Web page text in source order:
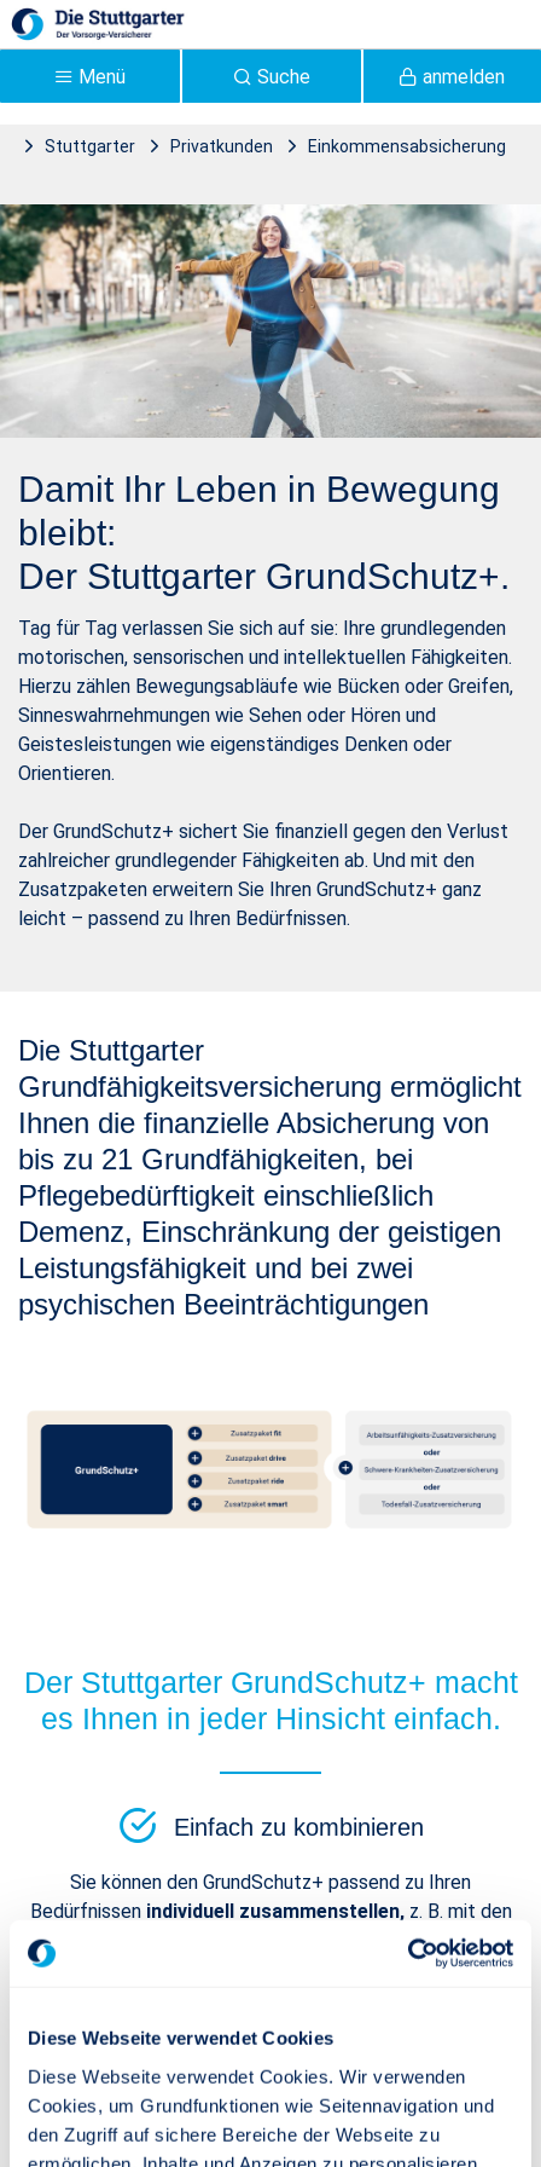
Diese Webseite verwendet Cookies
Diese Webseite verwendet Cookies. Wir verwenden
Cookies, um Grundfunktionen wie Seitennavigation und
den Zugriff auf sichere Bereiche der Webseite zu
Zum Hauptinhalt springen
anmelden
Suche
Menü
Stuttgarter Privatkunden
Einkommensabsicherung
Grundfähigkeit |
Stuttgarter Versicherung -
Stuttgarter
Damit Ihr Leben in Bewegung
bleibt:
Der Stuttgarter GrundSchutz+.
Tag für Tag verlassen Sie sich auf sie: Ihre grundlegenden
motorischen, sensorischen und intellektuellen Fähigkeiten.
Hierzu zählen Bewegungsabläufe wie Bücken oder Greifen,
Sinneswahrnehmungen wie Sehen oder Hören und
Geistesleistungen wie eigenständiges Denken oder
Orientieren.
Der GrundSchutz+ sichert Sie finanziell gegen den Verlust
zahlreicher grundlegender Fähigkeiten ab. Und mit den
Zusatzpaketen erweitern Sie Ihren GrundSchutz+ ganz
leicht – passend zu Ihren Bedürfnissen.
Die Stuttgarter
Grundfähigkeitsversicherung ermöglicht
Ihnen die finanzielle Absicherung von
bis zu 21 Grundfähigkeiten, bei
Pflegebedürftigkeit einschließlich
Demenz, Einschränkung der geistigen
Leistungsfähigkeit und bei zwei
psychischen Beeinträchtigungen
Der Stuttgarter GrundSchutz+ macht
es Ihnen in jeder Hinsicht einfach.
Einfach zu kombinieren
Sie können den GrundSchutz+ passend zu Ihren
Bedürfnissen individuell zusammenstellen,z. B. mit den
Der Versicherungsschutz ist​​​​​​​ mit kleinem Budget
bezahlbar.
Einfach anzupassen